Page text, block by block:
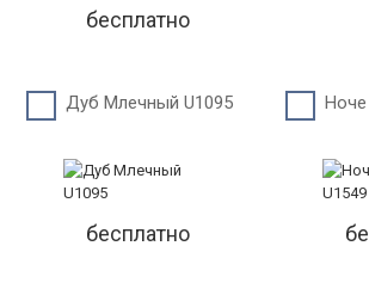
бесплатно
Дуб Млечный U1095
бесплатно
Ноче